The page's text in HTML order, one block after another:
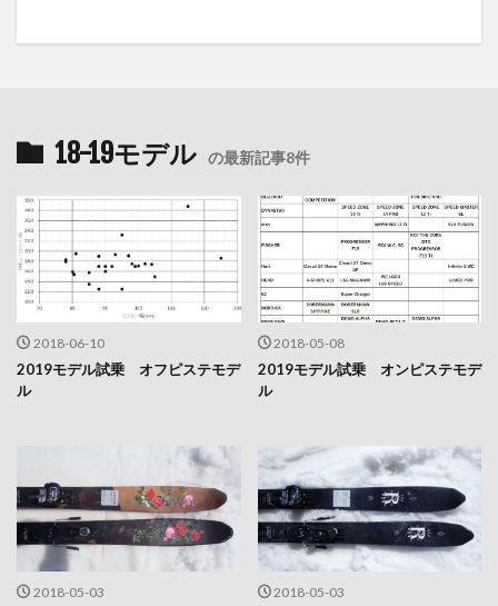
18-19モデル の最新記事8件
2018-06-10
2019モデル試乗 オフピステモデ
ル
2018-05-08
2019モデル試乗 オンピステモデ
ル
2018-05-03 2018-05-03